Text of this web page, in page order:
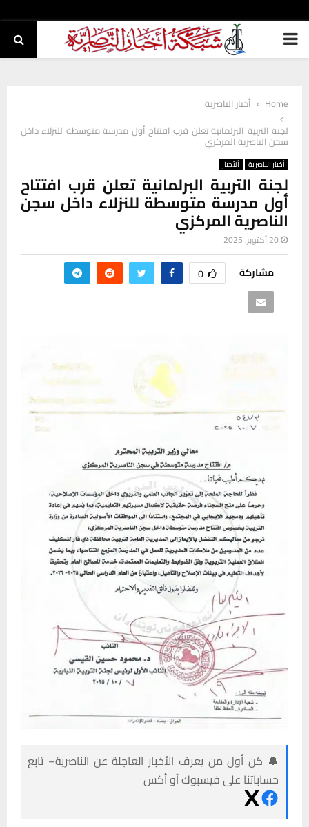
PRIMARY
Home
أخبار الناصرية
لجنة التربية البرلمانية تعلن قرب افتتاح أول مدرسة متوسطة للنزلاء داخل
سجن الناصرية المركزي
أخبار الناصرية ألأخبار
لجنة التربية البرلمانية تعلن قرب افتتاح
أول مدرسة متوسطة للنزلاء داخل سجن
الناصرية المركزي
20 أكتوبر، 2025
مشاركة 0
🔔 كن أول من يعرف الأخبار العاجلة عن الناصرية– تابع
حساباتنا على فيسبوك أو أكس